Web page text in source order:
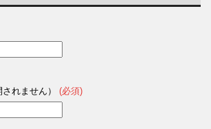
れません） (必須)